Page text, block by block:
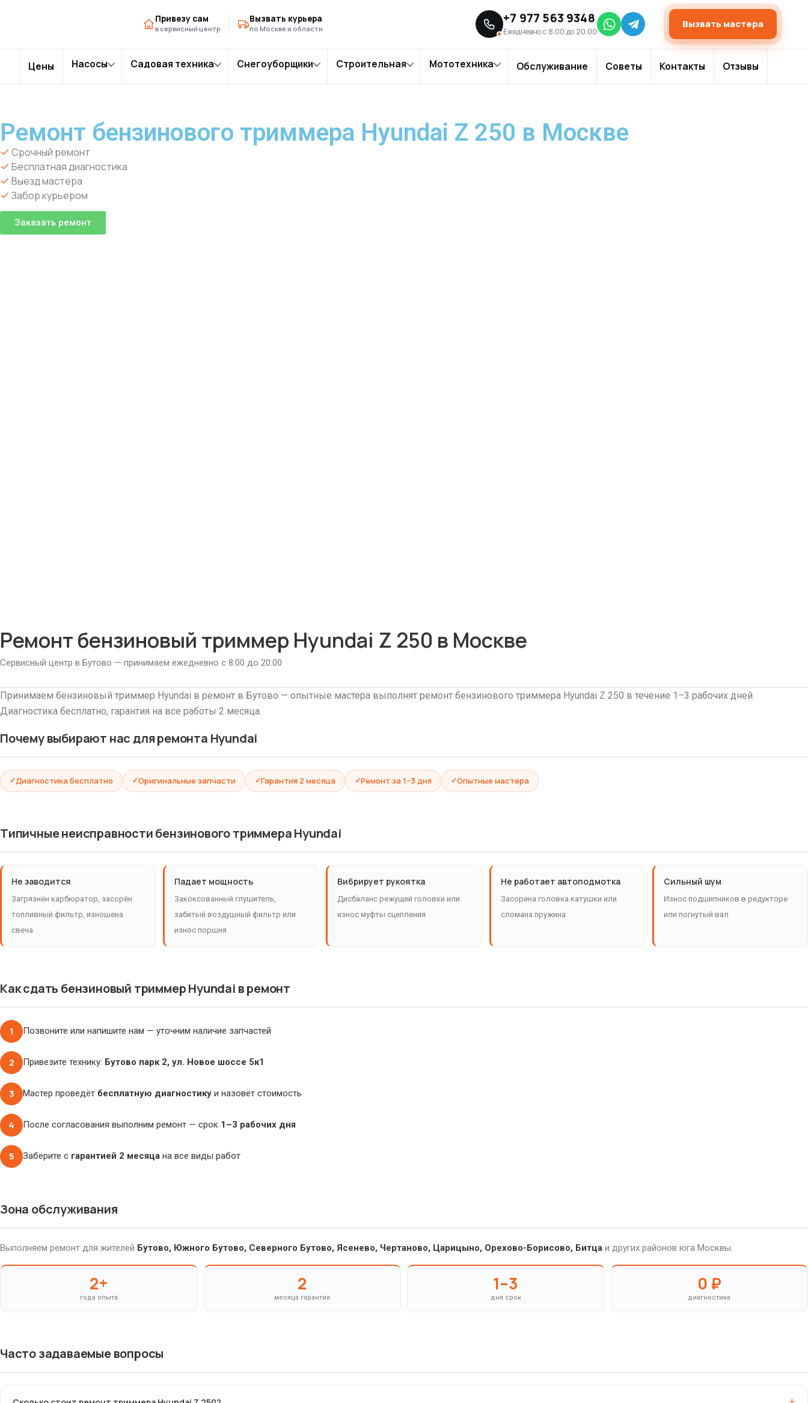
Привезу сам
в сервисный центр
Вызвать курьера
по Москве и области
+7 977 563 9348
Ежедневно с 8:00 до 20:00
Вызвать мастера
Цены Насосы Садовая техника Снегоуборщики Строительная Мототехника Обслуживание Советы Контакты Отзывы
Ремонт бензинового триммера Hyundai Z 250 в Москве
Срочный ремонт
Бесплатная диагностика
Выезд мастера
Забор курьером
Заказать ремонт
Ремонт бензиновый триммер Hyundai Z 250 в Москве
Сервисный центр в Бутово — принимаем ежедневно с 8:00 до 20:00
Принимаем бензиновый триммер Hyundai в ремонт в Бутово — опытные мастера выполнят ремонт бензинового триммера Hyundai Z 250 в течение 1–3 рабочих дней.
Диагностика бесплатно, гарантия на все работы 2 месяца.
Почему выбирают нас для ремонта Hyundai
Диагностика бесплатно Оригинальные запчасти Гарантия 2 месяца Ремонт за 1–3 дня Опытные мастера
Типичные неисправности бензинового триммера Hyundai
Не заводится
Загрязнён карбюратор, засорён
топливный фильтр, изношена
свеча
Падает мощность
Закоксованный глушитель,
забитый воздушный фильтр или
износ поршня
Вибрирует рукоятка
Дисбаланс режущей головки или
износ муфты сцепления
Не работает автоподмотка
Засорена головка катушки или
сломана пружина
Сильный шум
Износ подшипников в редукторе
или погнутый вал
Как сдать бензиновый триммер Hyundai в ремонт
1 Позвоните или напишите нам — уточним наличие запчастей
2 Привезите технику: Бутово парк 2, ул. Новое шоссе 5к1
3 Мастер проведёт бесплатную диагностику и назовёт стоимость
4 После согласования выполним ремонт — срок 1–3 рабочих дня
5 Заберите с гарантией 2 месяца на все виды работ
Зона обслуживания
Выполняем ремонт для жителей Бутово, Южного Бутово, Северного Бутово, Ясенево, Чертаново, Царицыно, Орехово-Борисово, Битца и других районов юга Москвы.
2+
года опыта
2
месяца гарантия
1–3
дня срок
0 ₽
диагностика
Часто задаваемые вопросы